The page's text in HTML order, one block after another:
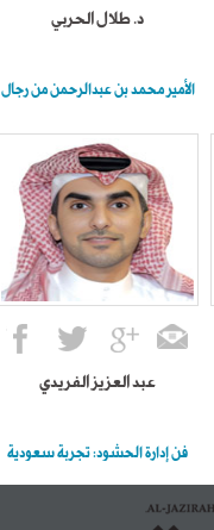
د. طلال الحربي
الأمير محمد بن عبدالرحمن من رجال
عبد العزيز الفريدي
فن إدارة الحشود: تجربة سعودية